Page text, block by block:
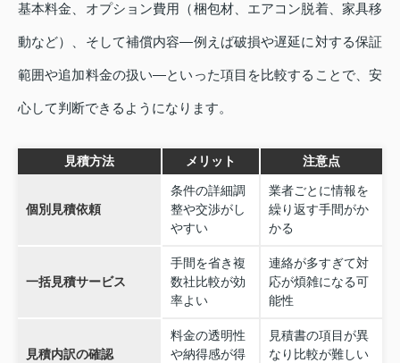
基本料金、オプション費用（梱包材、エアコン脱着、家具移
動など）、そして補償内容—例えば破損や遅延に対する保証
範囲や追加料金の扱い—といった項目を比較することで、安
心して判断できるようになります。
見積方法 メリット 注意点
個別見積依頼
条件の詳細調
整や交渉がし
やすい
業者ごとに情報を
繰り返す手間がか
かる
一括見積サービス
手間を省き複
数社比較が効
率よい
連絡が多すぎて対
応が煩雑になる可
能性
見積内訳の確認
料金の透明性
や納得感が得
見積書の項目が異
なり比較が難しい